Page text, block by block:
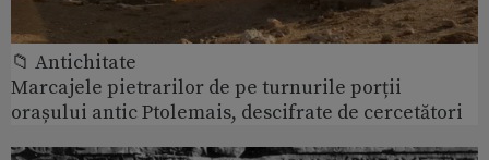
📁 Antichitate
Marcajele pietrarilor de pe turnurile porții
orașului antic Ptolemais, descifrate de cercetători